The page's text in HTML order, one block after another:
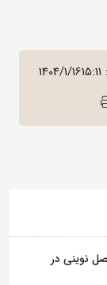
1404/1/1615:11
نوینی در